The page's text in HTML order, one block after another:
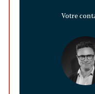
Votre